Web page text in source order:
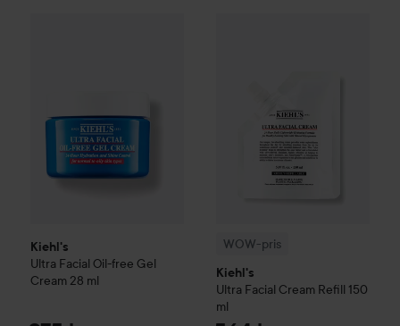
Kiehl's
Ultra Facial Oil-free Gel
Cream 28 ml
WOW-pris
Kiehl's
Ultra Facial Cream Refill 150
ml